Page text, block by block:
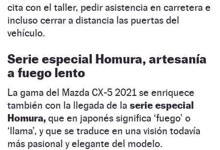
cita con el taller, pedir asistencia en carretera e
incluso cerrar a distancia las puertas del
vehículo.
Serie especial Homura, artesanía
a fuego lento
La gama del Mazda CX-5 2021 se enriquece
también con la llegada de la serie especial
Homura, que en japonés significa ‘fuego’ o
‘llama’, y que se traduce en una visión todavía
más pasional y elegante del modelo.